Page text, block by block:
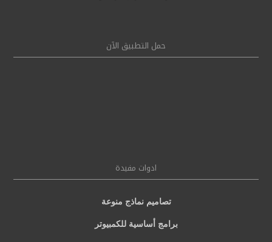
حمل التطبيق الآن
ادوات مفيدة
تصاميم نماذج منوعة
برامج أساسية للكمبيوتر